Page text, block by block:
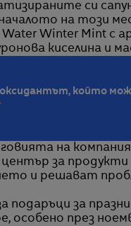
си
на този
Water Winter Mint с
киселина и
който
на
за
и решават
подаръци за
особено през